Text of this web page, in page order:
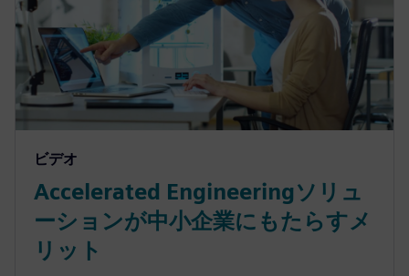
ビデオ
Accelerated Engineeringソリュ
ーションが中小企業にもたらすメ
リット